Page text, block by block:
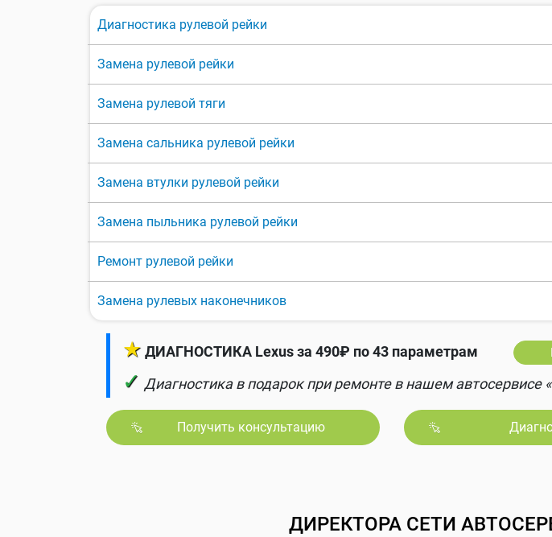
Диагностика рулевой рейки
Замена рулевой рейки
Замена рулевой тяги
Замена сальника рулевой рейки
Замена втулки рулевой рейки
Замена пыльника рулевой рейки
Ремонт рулевой рейки
Замена рулевых наконечников
★ ДИАГНОСТИКА Lexus за 490₽ по 43 параметрам
✓ Диагностика в подарок при ремонте в нашем автосервисе
Получить консультацию
ДИРЕКТОРА СЕТИ